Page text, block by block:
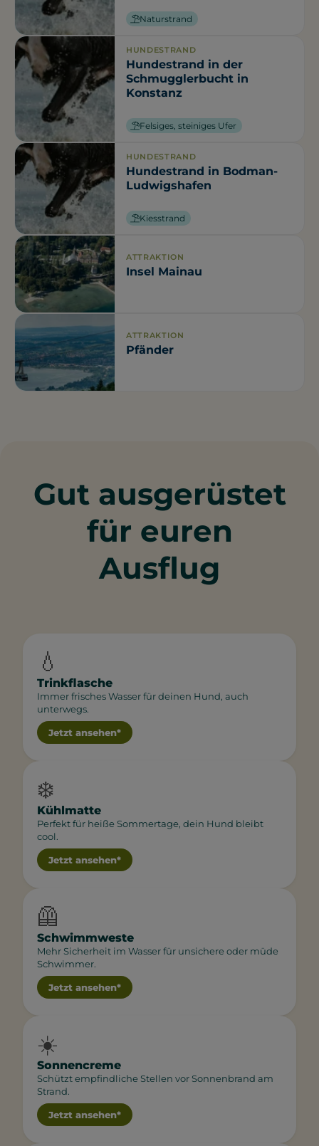
Naturstrand
HUNDESTRAND
Hundestrand in der
Schmugglerbucht in
Konstanz
Felsiges, steiniges Ufer
HUNDESTRAND
Hundestrand in Bodman-
Ludwigshafen
Kiesstrand
ATTRAKTION
Insel Mainau
ATTRAKTION
Pfänder
Gut ausgerüstet
für euren
Ausflug
💧
Trinkflasche
Immer frisches Wasser für deinen Hund, auch
unterwegs.
Jetzt ansehen*
❄️
Kühlmatte
Perfekt für heiße Sommertage, dein Hund bleibt
cool.
Jetzt ansehen*
🦺
Schwimmweste
Mehr Sicherheit im Wasser für unsichere oder müde
Schwimmer.
Jetzt ansehen*
☀️
Sonnencreme
Schützt empfindliche Stellen vor Sonnenbrand am
Strand.
Jetzt ansehen*